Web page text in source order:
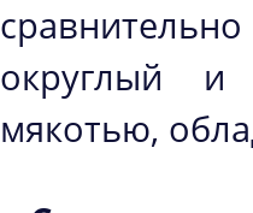
округлый и
мякотью,